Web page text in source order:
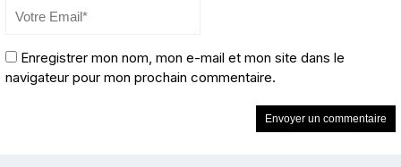
Enregistrer mon nom, mon e-mail et mon site dans le
navigateur pour mon prochain commentaire.